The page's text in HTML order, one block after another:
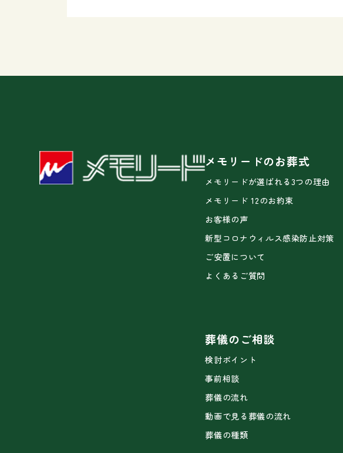
メモリードのお葬式
メモリードが選ばれる3つの理由
メモリード 12のお約束
お客様の声
新型コロナウィルス感染防止対策
ご安置について
よくあるご質問
葬儀のご相談
検討ポイント
事前相談
葬儀の流れ
動画で見る葬儀の流れ
葬儀の種類